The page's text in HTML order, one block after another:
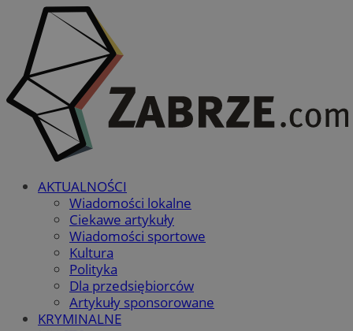
AKTUALNOŚCI
Wiadomości lokalne
Ciekawe artykuły
Wiadomości sportowe
Kultura
Polityka
Dla przedsiębiorców
Artykuły sponsorowane
KRYMINALNE